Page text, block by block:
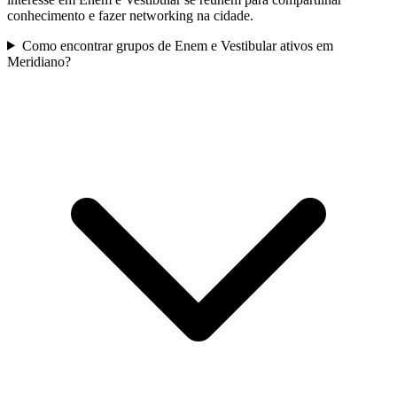
conhecimento e fazer networking na cidade.
Como encontrar grupos de Enem e Vestibular ativos em
Meridiano?